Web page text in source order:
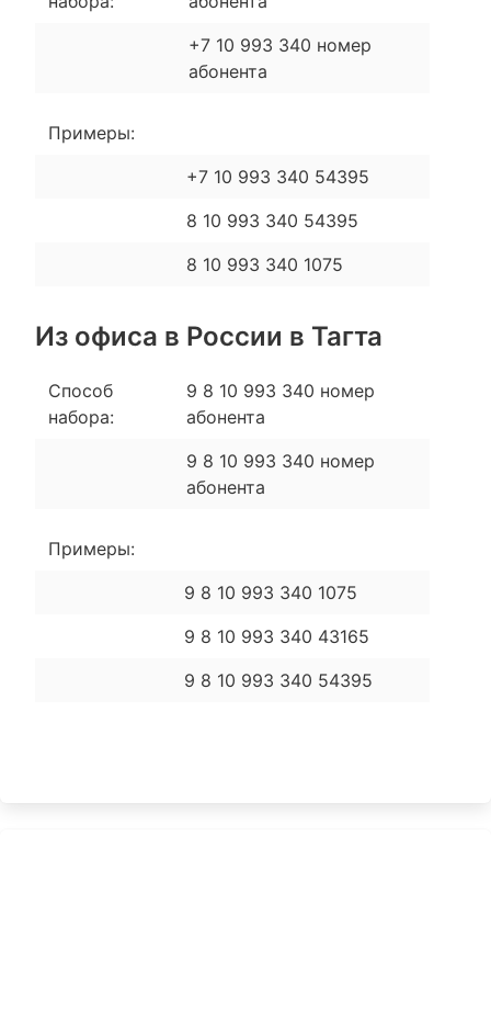
+7 10 993 340 номер
абонента
Примеры:
+7 10 993 340 54395
8 10 993 340 54395
8 10 993 340 1075
Из офиса в России в Тагта
Способ
набора:
9 8 10 993 340 номер
абонента
9 8 10 993 340 номер
абонента
Примеры:
9 8 10 993 340 1075
9 8 10 993 340 43165
9 8 10 993 340 54395